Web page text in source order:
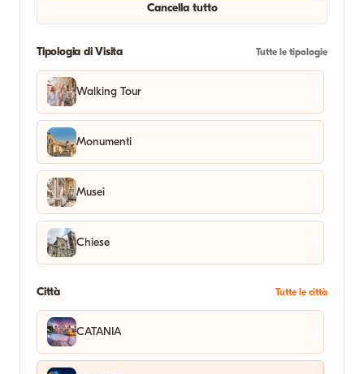
Cancella tutto
Tipologia di Visita Tutte le tipologie
Walking Tour
Monumenti
Musei
Chiese
Città Tutte le città
CATANIA